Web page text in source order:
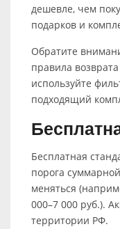
дешевле, чем
подарков и
Обратите
правила
используйте
подходящий
Бесплатная
порога
меняться
000–7 000 руб.).
территории РФ.